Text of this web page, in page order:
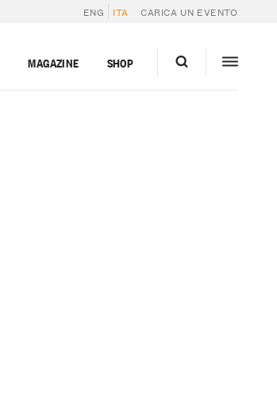
ENG ITA CARICA UN EVENTO
MAGAZINE SHOP